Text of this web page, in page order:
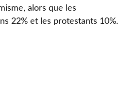
alors que les
22% et les protestants 10%.